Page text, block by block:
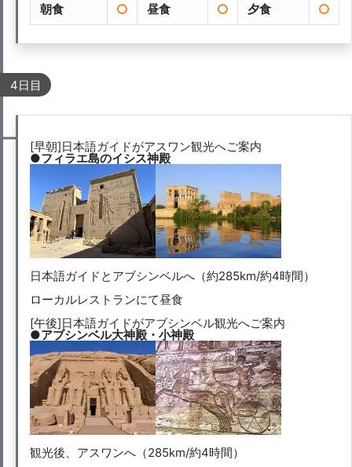
朝食 昼食 夕食
4日目
[早朝]日本語ガイドがアスワン観光へご案内
●フィラエ島のイシス神殿
日本語ガイドとアブシンベルへ（約285km/約4時間）
ローカルレストランにて昼食
[午後]日本語ガイドがアブシンベル観光へご案内
●アブシンベル大神殿・小神殿
観光後、アスワンへ（285km/約4時間）